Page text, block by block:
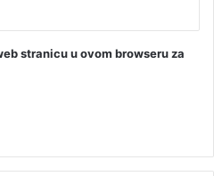
stranicu u ovom browseru za